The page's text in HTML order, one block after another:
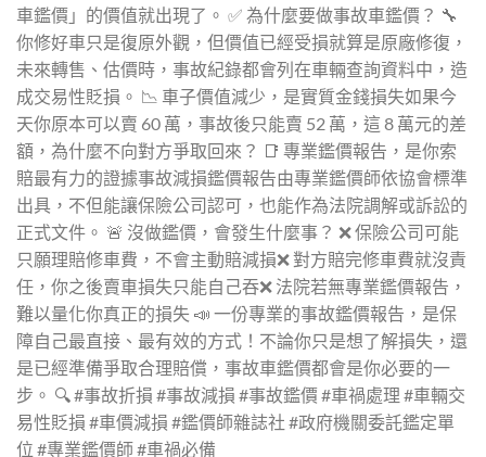
車鑑價」的價值就出現了。 ✅ 為什麼要做事故車鑑價？ 🔧
你修好車只是復原外觀，但價值已經受損就算是原廠修復，
未來轉售、估價時，事故紀錄都會列在車輛查詢資料中，造
成交易性貶損。 📉 車子價值減少，是實質金錢損失如果今
天你原本可以賣 60 萬，事故後只能賣 52 萬，這 8 萬元的差
額，為什麼不向對方爭取回來？ 📑 專業鑑價報告，是你索
賠最有力的證據事故減損鑑價報告由專業鑑價師依協會標準
出具，不但能讓保險公司認可，也能作為法院調解或訴訟的
正式文件。 🚨 沒做鑑價，會發生什麼事？ ❌ 保險公司可能
只願理賠修車費，不會主動賠減損❌ 對方賠完修車費就沒責
任，你之後賣車損失只能自己吞❌ 法院若無專業鑑價報告，
難以量化你真正的損失 📣 一份專業的事故鑑價報告，是保
障自己最直接、最有效的方式！不論你只是想了解損失，還
是已經準備爭取合理賠償，事故車鑑價都會是你必要的一
步。 🔍 #事故折損 #事故減損 #事故鑑價 #車禍處理 #車輛交
易性貶損 #車價減損 #鑑價師雜誌社 #政府機關委託鑑定單
位 #專業鑑價師 #車禍必備